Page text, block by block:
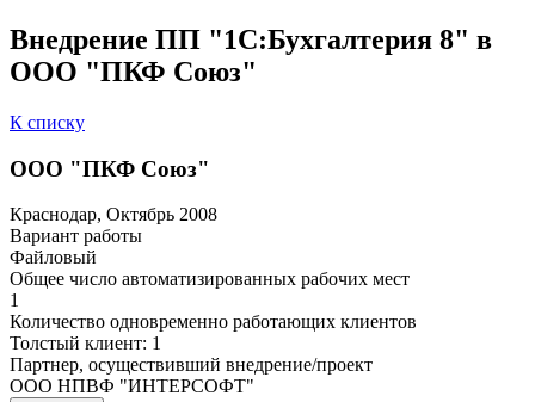
Внедрение ПП "1С:Бухгалтерия 8" в
ООО "ПКФ Союз"
К списку
ООО "ПКФ Союз"
Краснодар, Октябрь 2008
Вариант работы
Файловый
Общее число автоматизированных рабочих мест
1
Количество одновременно работающих клиентов
Толстый клиент: 1
Партнер, осуществивший внедрение/проект
ООО НПВФ "ИНТЕРСОФТ"